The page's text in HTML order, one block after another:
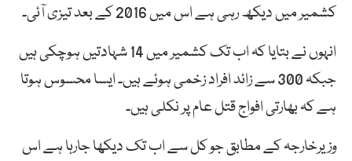
کشمیر میں دیکھ رہی ہے اس میں 2016 کے بعد تیزی آئی۔
انہوں نے بتایا کہ اب تک کشمیر میں 14 شہادتیں ہوچکی ہیں
جبکہ 300 سے زائد افراد زخمی ہوئے ہیں۔ ایسا محسوس ہوتا
ہے کہ بھارتی افواج قتل عام پر نکلی ہیں۔
وزیرخارجہ کے مطابق جو کل سے اب تک دیکھا جارہا ہے اس